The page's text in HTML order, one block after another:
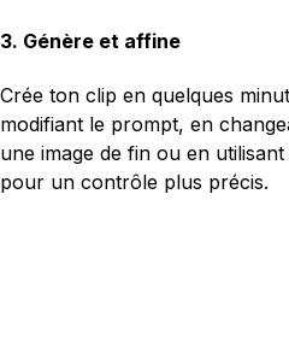
3. Génère et affine
Crée ton clip en quelques
modifiant le prompt, en
une image de fin ou en
pour un contrôle plus précis.